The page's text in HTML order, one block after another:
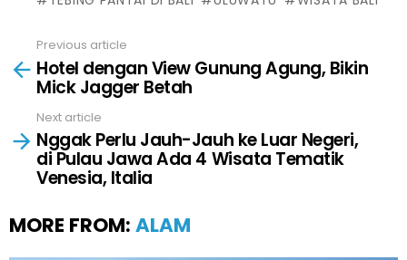
more
Previous article
Hotel dengan View Gunung Agung, Bikin
Mick Jagger Betah
Next article
Nggak Perlu Jauh-Jauh ke Luar Negeri,
di Pulau Jawa Ada 4 Wisata Tematik
Venesia, Italia
MORE FROM: ALAM